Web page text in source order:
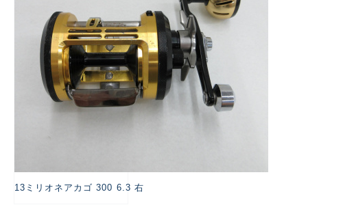
13ミリオネアカゴ 300 6.3 右